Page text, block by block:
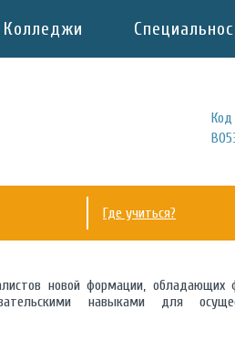
Колледжи
Код
Где учиться?
новой формации,
навыками для